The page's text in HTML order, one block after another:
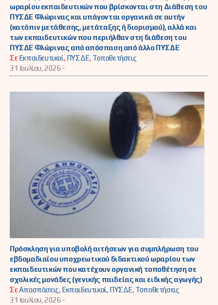
ωραρίου εκπαιδευτικών που βρίσκονται στη Διάθεση του
ΠΥΣΔΕ Φλώρινας και υπάγονται οργανικά σε αυτήν
(κατόπιν μετάθεσης, μετάταξης ή διορισμού), αλλά και
των εκπαιδευτικών που περιήλθαν στη διάθεση του
ΠΥΣΔΕ Φλώρινας από απόσπαση από άλλο ΠΥΣΔΕ
ΣεΕκπαιδευτικοί, ΠΥΣΔΕ, Τοποθετήσεις
31 Ιουλίου, 2026 -
Πρόσκληση για υποβολή αιτήσεων για συμπλήρωση του
εβδομαδιαίου υποχρεωτικού διδακτικού ωραρίου των
εκπαιδευτικών που κατέχουν οργανική τοποθέτηση σε
σχολικές μονάδες (γενικής παιδείας και ειδικής αγωγής)
ΣεΑποσπάσεις, Εκπαιδευτικοί, ΠΥΣΔΕ, Τοποθετήσεις
31 Ιουλίου, 2026 -